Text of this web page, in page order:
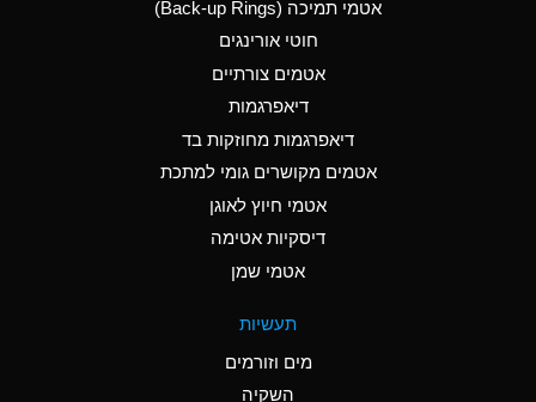
Aluminum Phosphate
Ammonia Anhydrous
D
Ammonia Gas (cold)
D
Ammonia Gas (hot)
אטמי תמיכה (Back-up Rings)
חוטי אורינגים
אטמים צורתיים
דיאפרגמות
דיאפרגמות מחוזקות בד
אטמים מקושרים גומי למתכת
אטמי חיוץ לאוגן
דיסקיות אטימה
אטמי שמן
תעשיות
מים וזורמים
השקיה